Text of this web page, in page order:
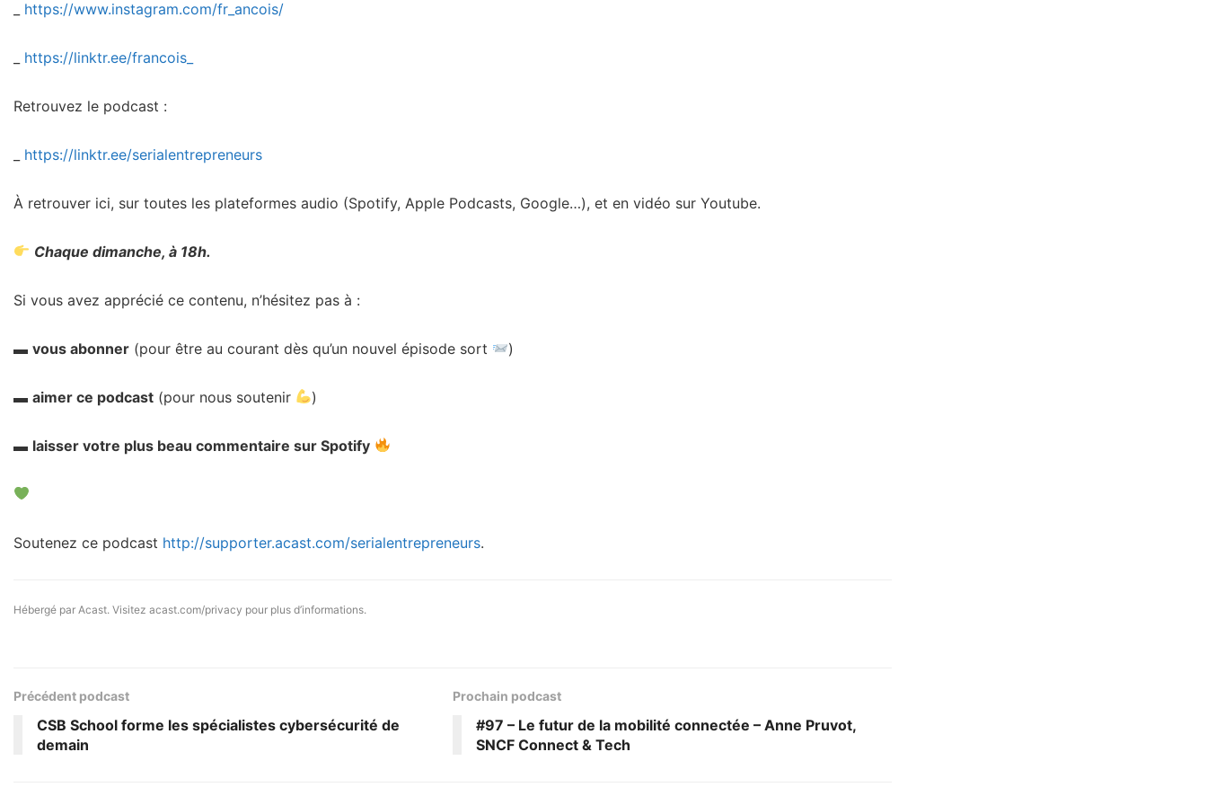
https://www.instagram.com/fr_ancois/
https://linktr.ee/francois_
Retrouvez le podcast :
https://linktr.ee/serialentrepreneurs
À retrouver ici, sur toutes les plateformes audio (Spotify, Apple Podcasts, Google…), et en vidéo sur Youtube.
Chaque dimanche, à 18h.
Si vous avez apprécié ce contenu, n’hésitez pas à :
▬ vous abonner (pour être au courant dès qu’un nouvel épisode sort )
▬ aimer ce podcast (pour nous soutenir )
▬ laisser votre plus beau commentaire sur Spotify
Soutenez ce podcast http://supporter.acast.com/serialentrepreneurs.
Hébergé par Acast. Visitez acast.com/privacy pour plus d’informations.
Précédent podcast
CSB School forme les spécialistes cybersécurité de
demain
Prochain podcast
#97 – Le futur de la mobilité connectée – Anne Pruvot,
SNCF Connect & Tech